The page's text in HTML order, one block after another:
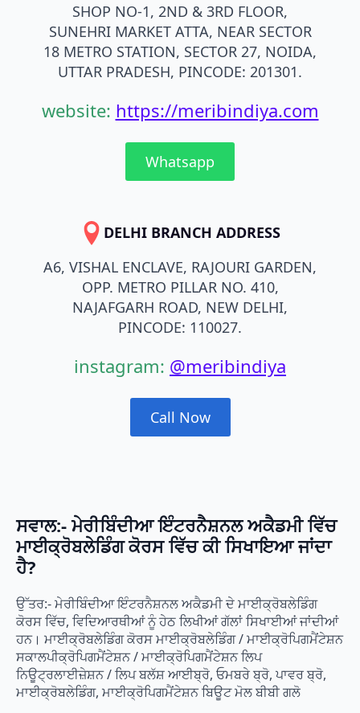
SHOP NO-1, 2ND & 3RD FLOOR,
SUNEHRI MARKET ATTA, NEAR SECTOR
18 METRO STATION, SECTOR 27, NOIDA,
UTTAR PRADESH, PINCODE: 201301.
website: https://meribindiya.com
Whatsapp
DELHI BRANCH ADDRESS
A6, VISHAL ENCLAVE, RAJOURI GARDEN,
OPP. METRO PILLAR NO. 410,
NAJAFGARH ROAD, NEW DELHI,
PINCODE: 110027.
instagram: @meribindiya
Call Now
ਸਵਾਲ:- ਮੇਰੀਬਿੰਦੀਆ ਇੰਟਰਨੈਸ਼ਨਲ ਅਕੈਡਮੀ ਵਿੱਚ
ਮਾਈਕ੍ਰੋਬਲੇਡਿੰਗ ਕੋਰਸ ਵਿੱਚ ਕੀ ਸਿਖਾਇਆ ਜਾਂਦਾ
ਹੈ?
ਉੱਤਰ:- ਮੇਰੀਬਿੰਦੀਆ ਇੰਟਰਨੈਸ਼ਨਲ ਅਕੈਡਮੀ ਦੇ ਮਾਈਕ੍ਰੋਬਲੇਡਿੰਗ
ਕੋਰਸ ਵਿੱਚ, ਵਿਦਿਆਰਥੀਆਂ ਨੂੰ ਹੇਠ ਲਿਖੀਆਂ ਗੱਲਾਂ ਸਿਖਾਈਆਂ ਜਾਂਦੀਆਂ
ਹਨ। ਮਾਈਕ੍ਰੋਬਲੇਡਿੰਗ ਕੋਰਸ ਮਾਈਕ੍ਰੋਬਲੇਡਿੰਗ / ਮਾਈਕ੍ਰੋਪਿਗਮੈਂਟੇਸ਼ਨ
ਸਕਾਲਪੀਕ੍ਰੋਪਿਗਮੈਂਟੇਸ਼ਨ / ਮਾਈਕ੍ਰੋਪਿਗਮੈਂਟੇਸ਼ਨ ਲਿਪ
ਨਿਊਟ੍ਰਲਾਈਜ਼ੇਸ਼ਨ / ਲਿਪ ਬਲੱਸ਼ ਆਈਬ੍ਰੋ, ਓਮਬਰੇ ਬ੍ਰੋ, ਪਾਵਰ ਬ੍ਰੋ,
ਮਾਈਕ੍ਰੋਬਲੇਡਿੰਗ, ਮਾਈਕ੍ਰੋਪਿਗਮੈਂਟੇਸ਼ਨ ਬਿਊਟ ਮੋਲ ਬੀਬੀ ਗਲੋ